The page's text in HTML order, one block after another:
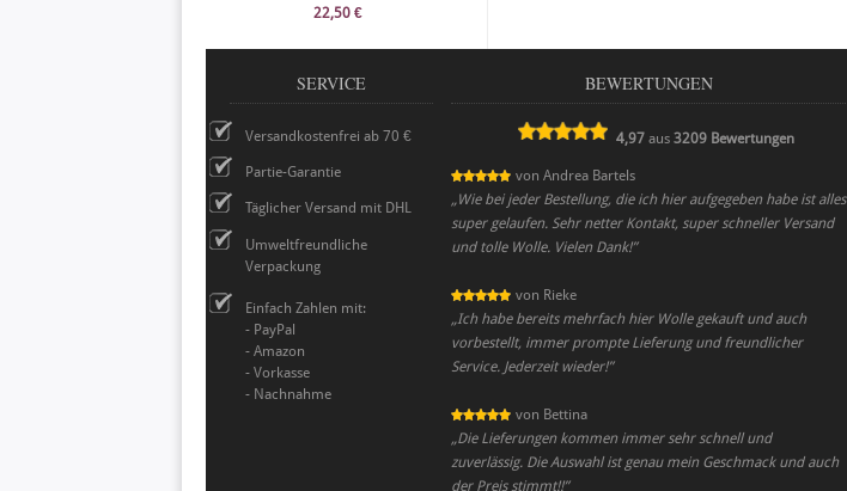
22,50 €
SERVICE
Versandkostenfrei ab 70 €
Partie-Garantie
Täglicher Versand mit DHL
Umweltfreundliche
Verpackung
Einfach Zahlen mit:
- PayPal
- Amazon
- Vorkasse
- Nachnahme
BEWERTUNGEN
4,97 aus3209 Bewertungen
von Andrea Bartels
„Wie bei jeder Bestellung, die ich hier aufgegeben habe ist alles
super gelaufen. Sehr netter Kontakt, super schneller Versand
und tolle Wolle. Vielen Dank!”
von Rieke
„Ich habe bereits mehrfach hier Wolle gekauft und auch
vorbestellt, immer prompte Lieferung und freundlicher
Service. Jederzeit wieder!”
von Bettina
„Die Lieferungen kommen immer sehr schnell und
zuverlässig. Die Auswahl ist genau mein Geschmack und auch
der Preis stimmt!!”